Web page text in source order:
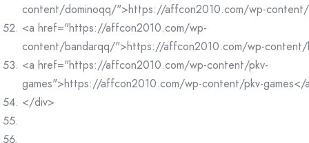
content/dominoqq/">https://affcon2010.com/wp-
<a href="https://affcon2010.com/wp-
content/bandarqq/">https://affcon2010.com/wp-
<a href="https://affcon2010.com/wp-content/pkv-
games">https://affcon2010.com/wp-content/pkv-games</
</div>